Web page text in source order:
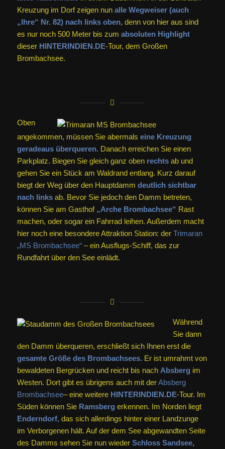
Kreuzung im Dorf zeigen nun alle Wegweiser (auch
„Ihre“ Nr. 82) nach links oben,denn von hier aus sind
es nur noch 500 Meter bis zum absoluten Highlight
dieser HINTERINDIEN.DE-Tour, dem Großen
Brombachsee.
Oben
angekommen, müssen Sie abermals eine Kreuzung
geradeaus überqueren. Danach erreichen Sie einen
Parkplatz. Biegen Sie gleich ganz oben rechtsab und
gehen Sie ein Stück am Waldrand entlang. Kurz darauf
biegt der Weg über den Hauptdamm deutlich sichtbar
nach linksab. Bevor Sie jedoch den Damm betreten,
können Sie am Gasthof „Arche Brombachsee“ Rast
machen, oder sogar ein Fahrrad leihen. Außerdem macht
hier noch eine besondere Attraktion Station: der Trimaran
„MS Brombachsee“– ein Ausflugs-Schiff, das zur
Rundfahrt über den See einlädt.
Während
Sie dann
den Damm überqueren, erschließt sich Ihnen erst die
gesamte Größe des Brombachsees. Er ist umrahmt von
bewaldeten Bergrücken und reicht bis nach Absberg im
Westen. Dort gibt es übrigens auch mit derAbsberg
Brombachsee– eine weitere HINTERINDIEN.DE-Tour. Im
Süden können Sie Ramsberg erkennen. Im Norden liegt
Enderndorf,das sich allerdings hinter einer Landzunge
im Verborgenen hält. Auf der dem See abgewandten Seite
des Damms sehen Sie nun wieder Schloss Sandsee,